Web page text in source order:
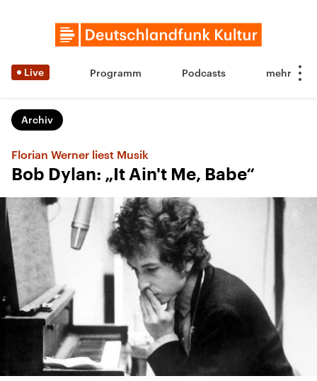
Live Programm Podcasts
Archiv
Florian Werner liest Musik
Bob Dylan: „It Ain't Me, Babe“